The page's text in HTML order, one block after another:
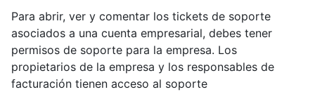
Para abrir, ver y comentar los tickets de soporte
asociados a una cuenta empresarial, debes tener
permisos de soporte para la empresa. Los
propietarios de la empresa y los responsables de
facturación tienen acceso al soporte